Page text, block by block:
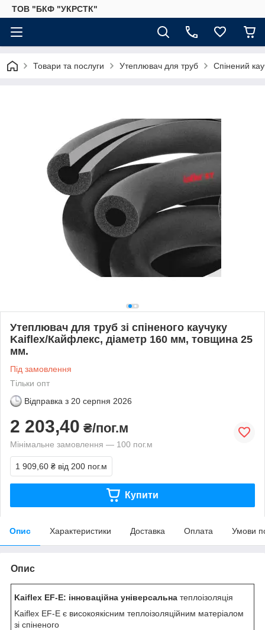
ТОВ "БКФ "УКРСТК"
Товари та послуги Утеплювач для труб Спінений
Утеплювач для труб зі спіненого каучуку
Kaiflex/Кайфлекс, діаметр 160 мм, товщина 25
мм.
Під замовлення
Тільки опт
Відправка з 20 серпня 2026
2 203,40 ₴/пог.м
Мінімальне замовлення — 100 пог.м
1 909,60 ₴ від 200 пог.м
Купити
Опис Характеристики Доставка Оплата Умови
Опис
Kaiflex EF-E: інноваційна універсальна теплоізоляція
Kaiflex EF-E є високоякісним теплоізоляційним матеріалом
зі спіненого